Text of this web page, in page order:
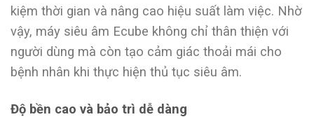
kiệm thời gian và nâng cao hiệu suất làm việc. Nhờ
vậy, máy siêu âm Ecube không chỉ thân thiện với
người dùng mà còn tạo cảm giác thoải mái cho
bệnh nhân khi thực hiện thủ tục siêu âm.
Độ bền cao và bảo trì dễ dàng